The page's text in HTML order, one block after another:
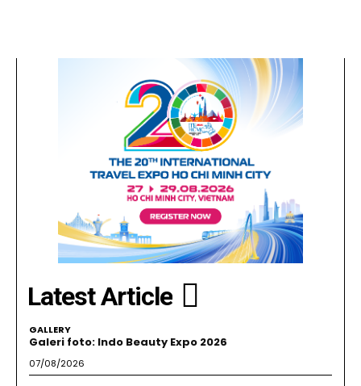
Latest Article
GALLERY
Galeri foto: Indo Beauty Expo 2026
07/08/2026